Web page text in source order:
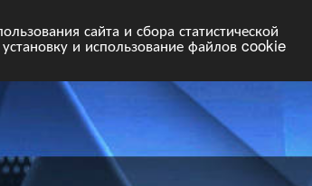
сайта и сбора статистической
и использование файлов cookie